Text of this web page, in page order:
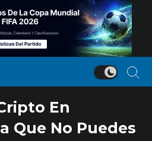
En
Que No Puedes